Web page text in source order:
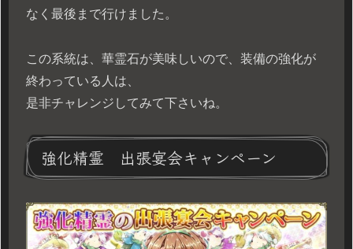
なく最後まで行けました。
この系統は、華霊石が美味しいので、装備の強化が
終わっている人は、
是非チャレンジしてみて下さいね。
強化精霊 出張宴会キャンペーン